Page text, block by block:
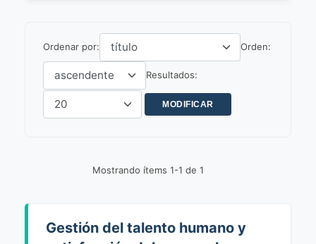
Ordenar por: Orden:
Resultados:
Mostrando ítems 1-1 de 1
Gestión del talento humano y